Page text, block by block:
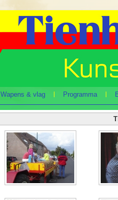
Wapens & vlag Programma